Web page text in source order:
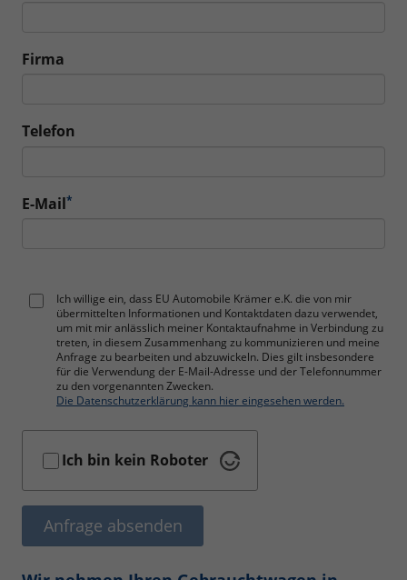
Firma
Telefon
E-Mail*
Ich willige ein, dass EU Automobile Krämer e.K. die von mir
übermittelten Informationen und Kontaktdaten dazu verwendet,
um mit mir anlässlich meiner Kontaktaufnahme in Verbindung zu
treten, in diesem Zusammenhang zu kommunizieren und meine
Anfrage zu bearbeiten und abzuwickeln. Dies gilt insbesondere
für die Verwendung der E-Mail-Adresse und der Telefonnummer
zu den vorgenannten Zwecken.
Die Datenschutzerklärung kann hier eingesehen werden.
Ich bin kein Roboter
Anfrage absenden